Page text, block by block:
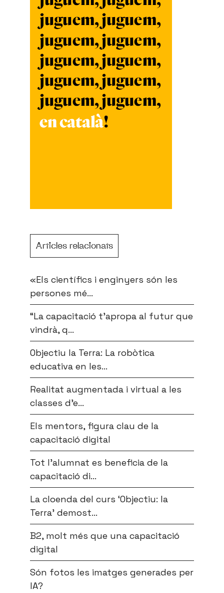
Articles relacionats
«Els científics i enginyers són les
persones mé...
“La capacitació t’apropa al futur que
vindrà, q...
Objectiu la Terra: La robòtica
educativa en les...
Realitat augmentada i virtual a les
classes d’e...
Els mentors, figura clau de la
capacitació digital
Tot l’alumnat es beneficia de la
capacitació di...
La cloenda del curs ‘Objectiu: la
Terra’ demost...
B2, molt més que una capacitació
digital
Són fotos les imatges generades per
IA?